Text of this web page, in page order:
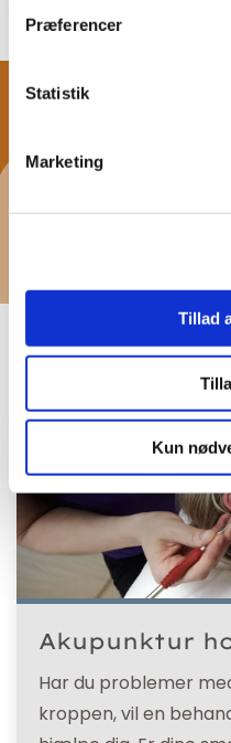
Præferencer
Statistik
Marketing
Tillad
Kun
BeneFiT Nyheder
Akupunktur
Har du problemer
kroppen, vil en